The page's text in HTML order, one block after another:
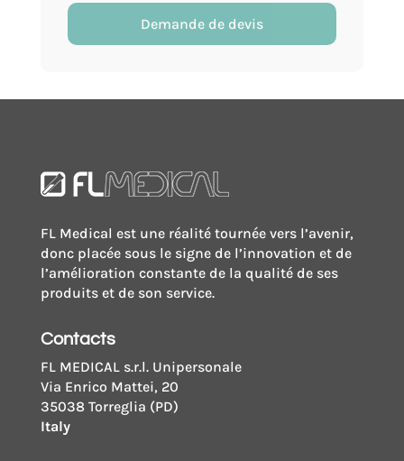
Tech
sanguin
dispositif
de
sécurité
papillon
Demande de devis
FL Medical est une réalité tournée vers l’avenir,
donc placée sous le signe de l’innovation et de
l’amélioration constante de la qualité de ses
produits et de son service.
Contacts
FL MEDICAL s.r.l. Unipersonale
Via Enrico Mattei, 20
35038 Torreglia (PD)
Italy